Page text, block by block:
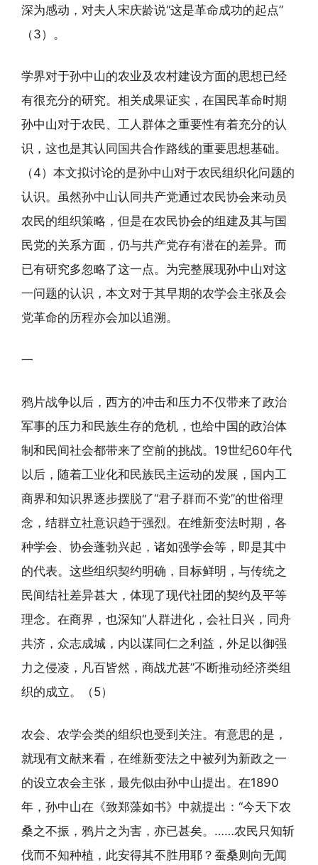
深为感动，对夫人宋庆龄说“这是革命成功的起点”
（3）。
学界对于孙中山的农业及农村建设方面的思想已经
有很充分的研究。相关成果证实，在国民革命时期
孙中山对于农民、工人群体之重要性有着充分的认
识，这也是其认同国共合作路线的重要思想基础。
（4）本文拟讨论的是孙中山对于农民组织化问题的
认识。虽然孙中山认同共产党通过农民协会来动员
农民的组织策略，但是在农民协会的组建及其与国
民党的关系方面，仍与共产党存有潜在的差异。而
已有研究多忽略了这一点。为完整展现孙中山对这
一问题的认识，本文对于其早期的农学会主张及会
党革命的历程亦会加以追溯。
一
鸦片战争以后，西方的冲击和压力不仅带来了政治
军事的压力和民族生存的危机，也给中国的政治体
制和民间社会都带来了空前的挑战。19世纪60年代
以后，随着工业化和民族民主运动的发展，国内工
商界和知识界逐步摆脱了“君子群而不党”的世俗理
念，结群立社意识趋于强烈。在维新变法时期，各
种学会、协会蓬勃兴起，诸如强学会等，即是其中
的代表。这些组织契约明确，目标鲜明，与传统之
民间结社差异甚大，体现了现代社团的契约及平等
理念。在商界，也深知“人群进化，会社日兴，同舟
共济，众志成城，内以谋同仁之利益，外足以御强
力之侵凌，凡百皆然，商战尤甚”不断推动经济类组
织的成立。（5）
农会、农学会类的组织也受到关注。有意思的是，
就现有文献来看，在维新变法之中被列为新政之一
的设立农会主张，最先似由孙中山提出。在1890
年，孙中山在《致郑藻如书》中就提出：“今天下农
桑之不振，鸦片之为害，亦已甚矣。……农民只知斩
伐而不知种植，此安得其不胜用耶？蚕桑则向无闻